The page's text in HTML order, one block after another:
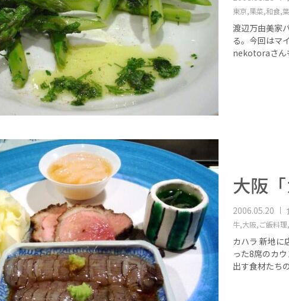
東京,果菜,和食,
渡辺万由美家
る。今回はマ
nekotoraさ
大阪「
2006.05.20
牛,大阪,ご飯料理,
カハラ 新地に
った8席のカ
出す食材た